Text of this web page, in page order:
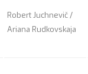
Robert Juchnevič /
Ariana Rudkovskaja